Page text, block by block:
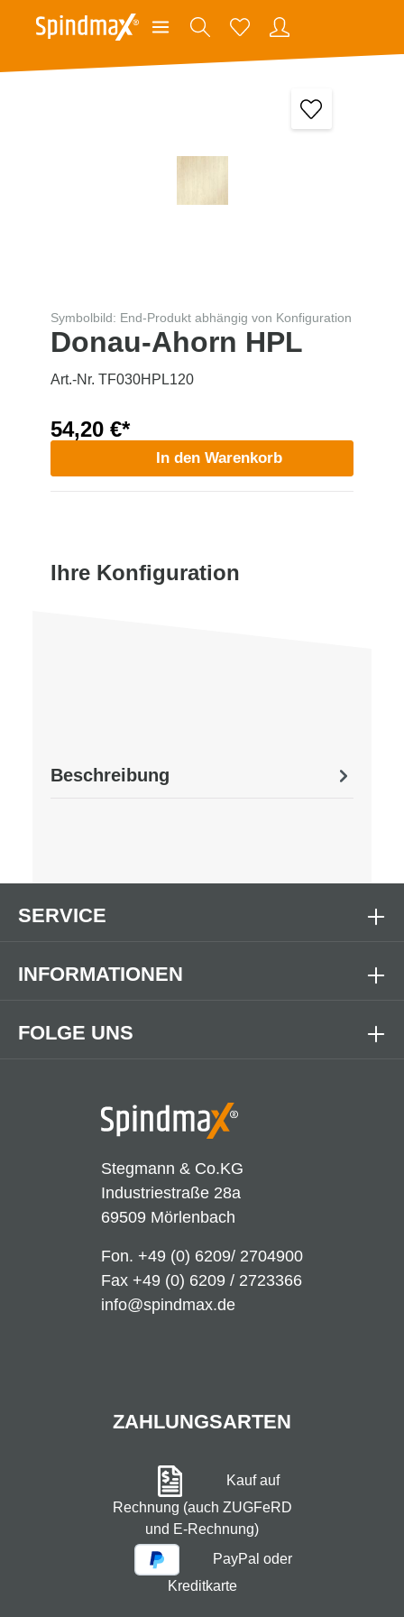
Symbolbild: End-Produkt abhängig von Konfiguration
Donau-Ahorn HPL
Art.-Nr. TF030HPL120
54,20 €*
In den Warenkorb
Ihre Konfiguration
Beschreibung
Stegmann & Co.KG
Industriestraße 28a
69509 Mörlenbach
Fon. +49 (0) 6209/ 2704900
Fax +49 (0) 6209 / 2723366
info@spindmax.de
FOLGE UNS
SERVICE
INFORMATIONEN
ZAHLUNGSARTEN
Kauf auf
Rechnung (auch ZUGFeRD
und E-Rechnung)
PayPal oder
Kreditkarte